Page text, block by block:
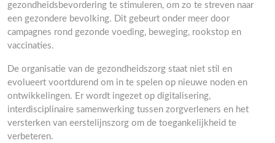
gezondheidsbevordering te stimuleren, om zo te streven naar
een gezondere bevolking. Dit gebeurt onder meer door
campagnes rond gezonde voeding, beweging, rookstop en
vaccinaties.
De organisatie van de gezondheidszorg staat niet stil en
evolueert voortdurend om in te spelen op nieuwe noden en
ontwikkelingen. Er wordt ingezet op digitalisering,
interdisciplinaire samenwerking tussen zorgverleners en het
versterken van eerstelijnszorg om de toegankelijkheid te
verbeteren.